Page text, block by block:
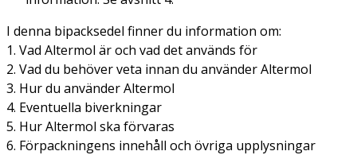
I denna bipacksedel finner du information om:
1. Vad Altermol är och vad det används för
2. Vad du behöver veta innan du använder Altermol
3. Hur du använder Altermol
4. Eventuella biverkningar
5. Hur Altermol ska förvaras
6. Förpackningens innehåll och övriga upplysningar